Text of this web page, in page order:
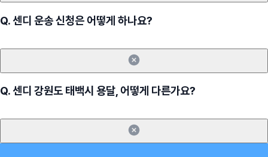
Q.센디 운송 신청은 어떻게 하나요?
Q.센디 강원도 태백시 용달, 어떻게 다른가요?